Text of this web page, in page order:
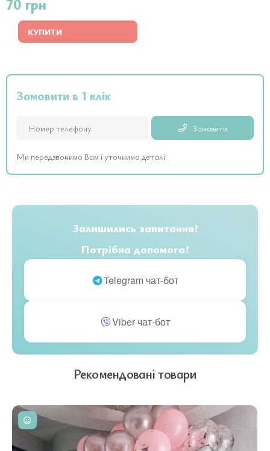
70 грн
КУПИТИ
Замовити в 1 клік
Замовити
Ми передзвонимо Вам і уточнимо деталі
Залишились запитання?
Потрібна допомога?
Telegram чат-бот
Viber чат-бот
Рекомендовані товари